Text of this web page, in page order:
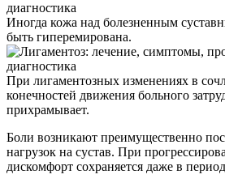
Иногда кожа над болезненным
быть гиперемирована.
При лигаментозных изменениях в
конечностей движения больного
прихрамывает.
Боли возникают преимущественно
нагрузок на сустав. При
дискомфорт сохраняется даже в